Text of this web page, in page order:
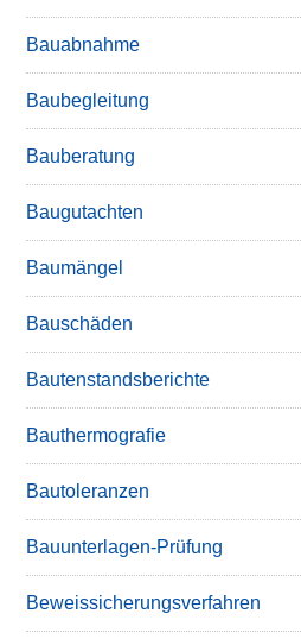
Bauabnahme
Baubegleitung
Bauberatung
Baugutachten
Baumängel
Bauschäden
Bautenstandsberichte
Bauthermografie
Bautoleranzen
Bauunterlagen-Prüfung
Beweissicherungsverfahren